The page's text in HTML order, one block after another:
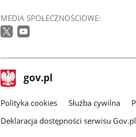
MEDIA SPOŁECZNOŚCIOWE:
stopka
gov.pl Strona
gov.pl
gov.pl
Polityka cookies Służba cywilna
Deklaracja dostępności serwisu Gov.pl